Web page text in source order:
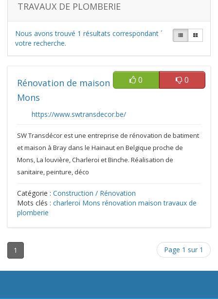
TRAVAUX DE PLOMBERIE
Nous avons trouvé 1 résultats correspondant ´
votre recherche.
0 0
Rénovation de maison
Mons
https://www.swtransdecor.be/
SW Transdécor est une entreprise de rénovation de batiment
et maison à Bray dans le Hainaut en Belgique proche de
Mons, La louvière, Charleroi et Binche. Réalisation de
sanitaire, peinture, déco
Catégorie : Construction / Rénovation
Mots clés : charleroi Mons rénovation maison travaux de
plomberie
1 Page 1 sur 1